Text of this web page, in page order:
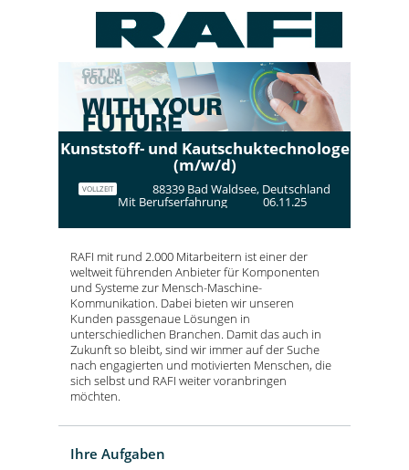
Kunststoff- und Kautschuktechnologe
(m/w/d)
VOLLZEIT 88339 Bad Waldsee, Deutschland
Mit Berufserfahrung 06.11.25
RAFI mit rund 2.000 Mitarbeitern ist einer der
weltweit führenden Anbieter für Komponenten
und Systeme zur Mensch-Maschine-
Kommunikation. Dabei bieten wir unseren
Kunden passgenaue Lösungen in
unterschiedlichen Branchen. Damit das auch in
Zukunft so bleibt, sind wir immer auf der Suche
nach engagierten und motivierten Menschen, die
sich selbst und RAFI weiter voranbringen
möchten.
Ihre Aufgaben